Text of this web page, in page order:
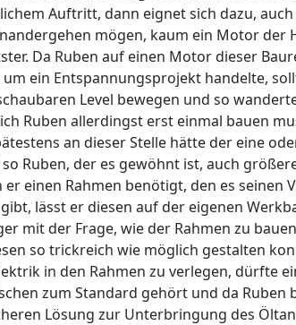
Auftritt, dann eignet sich dazu,
mögen, kaum ein Motor der
Da Ruben auf einen Motor dieser
um ein Entspannungsprojekt handelte,
Level bewegen und so
Ruben allerdingst erst einmal bauen
an dieser Stelle hätte der eine
Ruben, der es gewöhnt ist, auch
er einen Rahmen benötigt, den es
lässt er diesen auf der eigenen
mit der Frage, wie der Rahmen zu
so trickreich wie möglich gestalten
in den Rahmen zu verlegen, dürfte
zum Standard gehört und da
Lösung zur Unterbringung des